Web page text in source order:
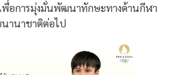
พื่อการมุ่งมั่นพัฒนาทักษะทางด้านกีฬา
านาชาติต่อไป